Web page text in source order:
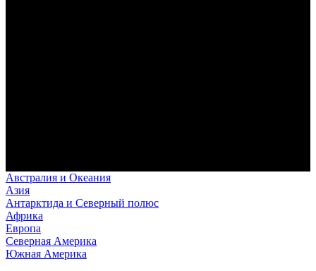
Австралия и Океания
Азия
Антарктида и Северный полюс
Африка
Европа
Северная Америка
Южная Америка